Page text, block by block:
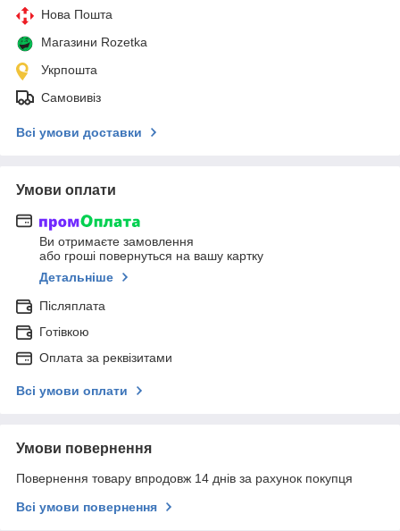
Нова Пошта
Магазини Rozetka
Укрпошта
Самовивіз
Всі умови доставки
Умови оплати
Ви отримаєте замовлення
або гроші повернуться на вашу картку
Детальніше
Післяплата
Готівкою
Оплата за реквізитами
Всі умови оплати
Умови повернення
Повернення товару впродовж 14 днів за рахунок покупця
Всі умови повернення